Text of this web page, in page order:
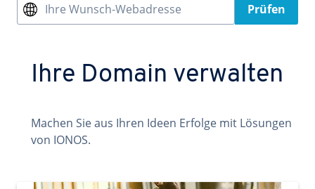
Ihre Wunsch-Webadresse Prüfen
Ihre Domain verwalten
Machen Sie aus Ihren Ideen Erfolge mit Lösungen
von IONOS.